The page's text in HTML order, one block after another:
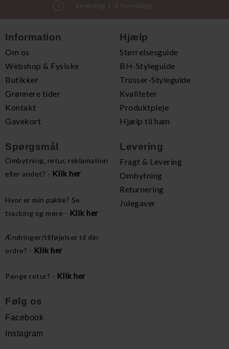
Levering 1-3 hverdage
Information
Om os
Webshop & Fysiske
Butikker
Grønnere tider
Kontakt
Gavekort
Hjælp
Størrelsesguide
BH-Styleguide
Trusser-Styleguide
Kvaliteter
Produktpleje
Hjælp til ham
Spørgsmål
Ombytning, retur, reklamation
eller andet? - Klik her
Hvor er min pakke? Se
tracking og mere - Klik her
Ændringer/tilføjelser til din
ordre? - Klik her
Penge retur? - Klik her
Levering
Fragt & Levering
Ombytning
Returnering
Julegaver
Følg os
Facebook
Instagram